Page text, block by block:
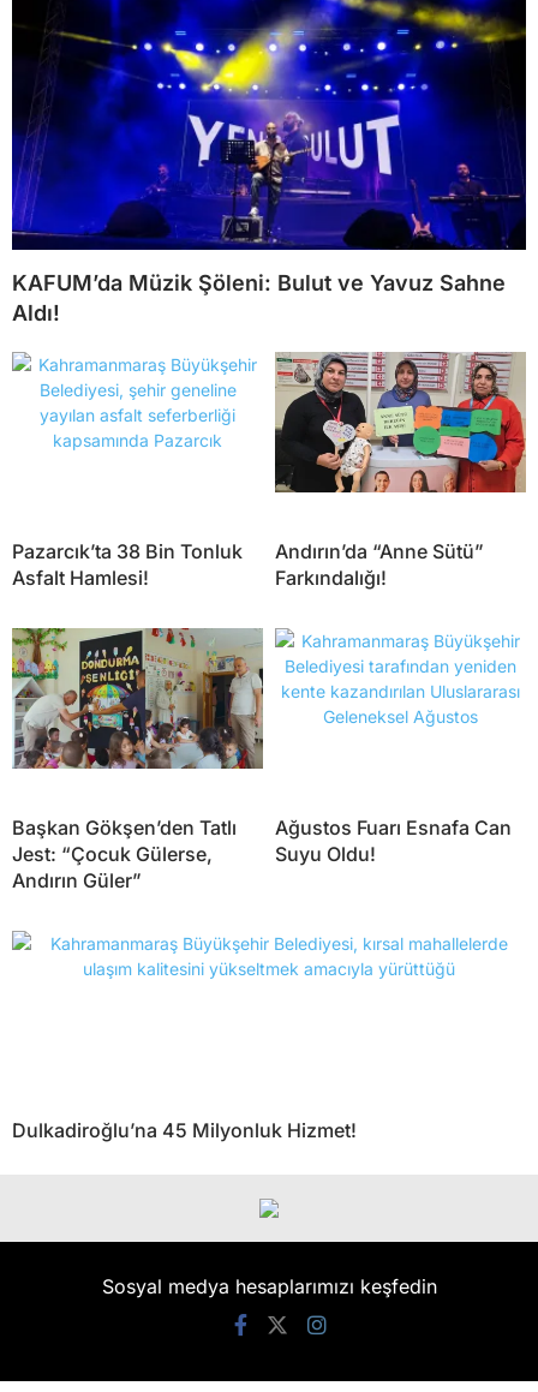
KAFUM’da Müzik Şöleni: Bulut ve Yavuz Sahne
Aldı!
Pazarcık’ta 38 Bin Tonluk
Asfalt Hamlesi!
Andırın’da “Anne Sütü”
Farkındalığı!
Başkan Gökşen’den Tatlı
Jest: “Çocuk Gülerse,
Andırın Güler”
Ağustos Fuarı Esnafa Can
Suyu Oldu!
Dulkadiroğlu’na 45 Milyonluk Hizmet!
Sosyal medya hesaplarımızı keşfedin